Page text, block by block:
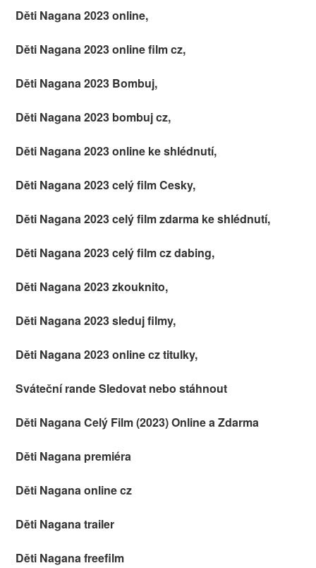
Děti Nagana 2023 online,
Děti Nagana 2023 online film cz,
Děti Nagana 2023 Bombuj,
Děti Nagana 2023 bombuj cz,
Děti Nagana 2023 online ke shlédnutí,
Děti Nagana 2023 celý film Cesky,
Děti Nagana 2023 celý film zdarma ke shlédnutí,
Děti Nagana 2023 celý film cz dabing,
Děti Nagana 2023 zkouknito,
Děti Nagana 2023 sleduj filmy,
Děti Nagana 2023 online cz titulky,
Sváteční rande Sledovat nebo stáhnout
Děti Nagana Celý Film (2023) Online a Zdarma
Děti Nagana premiéra
Děti Nagana online cz
Děti Nagana trailer
Děti Nagana freefilm